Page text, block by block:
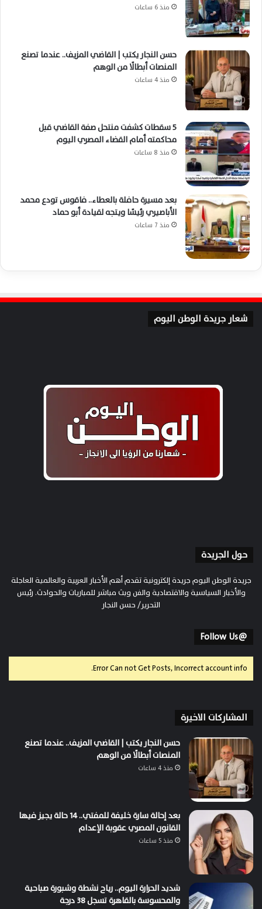
منذ 6 ساعات
حسن النجار يكتب | القاضي المزيف.. عندما تصنع
المنصات أبطالًا من الوهم
منذ 4 ساعات
5 سقطات كشفت منتحل صفة القاضي قبل
محاكمته أمام القضاء المصري اليوم
منذ 8 ساعات
بعد مسيرة حافلة بالعطاء.. فاقوس تودع محمد
الأباصيري رئيسًا ويتجه لقيادة أبو حماد
منذ 7 ساعات
شعار جريدة الوطن اليوم
حول الجريدة
جريدة الوطن اليوم جريدة إلكترونية تقدم أهم الأخبار العربية والعالمية العاجلة
والأخبار السياسية والاقتصادية والفن وبث مباشر للمباريات والحوادث. رئيس
التحرير/ حسن النجار
@Follow Us
Error Can not Get Posts, Incorrect account info.
المشاركات الاخيرة
حسن النجار يكتب | القاضي المزيف.. عندما تصنع
المنصات أبطالًا من الوهم
منذ 4 ساعات
بعد إحالة سارة خليفة للمفتي.. 14 حالة يجيز فيها
القانون المصري عقوبة الإعدام
منذ 5 ساعات
شديد الحرارة اليوم.. رياح نشطة وشبورة صباحية
والمحسوسة بالقاهرة تسجل 38 درجة